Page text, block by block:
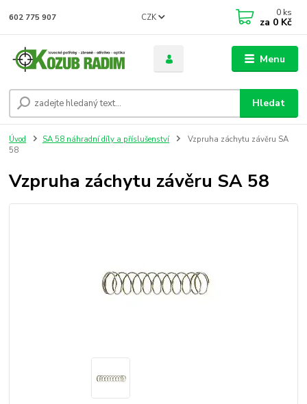
Menu
CZK
Hledat
602 775 907 0 ks
za 0 Kč
Úvod SA 58 náhradní díly a příslušenství
Vzpruha záchytu závěru SA
58
Vzpruha záchytu závěru SA 58